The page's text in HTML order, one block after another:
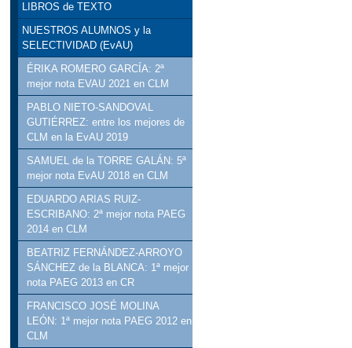
LIBROS de TEXTO
NUESTROS ALUMNOS y la
SELECTIVIDAD (EvAU)
ÉRIKA ROMERO GARCÍA: 2ª
mejor nota EVAU 2021 en CLM
PABLO NIETO-SANDOVAL
GUTIÉRREZ: entre los mejores de
CLM en la EvAU 2019
SAMUEL de la TORRE GALÁN: 5ª
mejor nota EvAU 2018 en CLM
EDUARDO ARIAS RUIZ-
ESCRIBANO: 2ª mejor nota PAEG
2014 en CLM
BEATRIZ FERNÁNDEZ-ARROYO
SÁNCHEZ de la BLANCA: 1ª mejor
nota PAEG 2013 en CR
FRANCISCO JOSÉ MOLINA
LEÓN: 1ª mejor nota PAEG 2012 en
CLM